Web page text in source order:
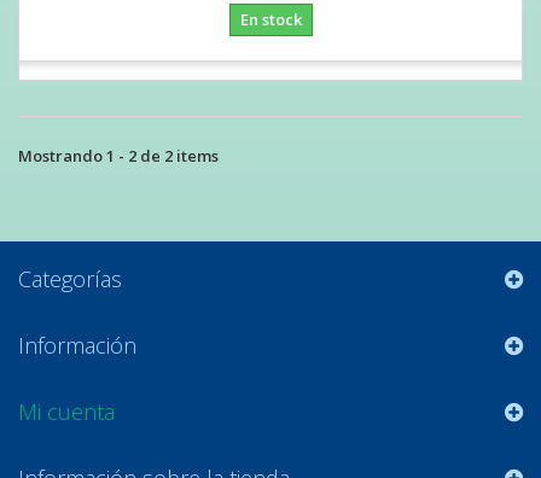
En stock
Mostrando 1 - 2 de 2 items
Categorías
Información
Mi cuenta